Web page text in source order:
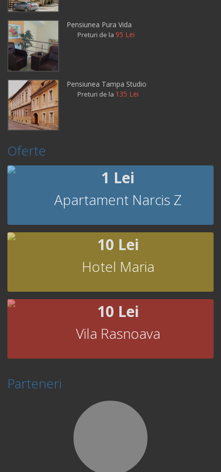
Pensiunea Pura Vida
Preturi de la 95 Lei
Pensiunea Tampa Studio
Preturi de la 135 Lei
Oferte
1 Lei
Apartament Narcis Z
10 Lei
Hotel Maria
10 Lei
Vila Rasnoava
Parteneri